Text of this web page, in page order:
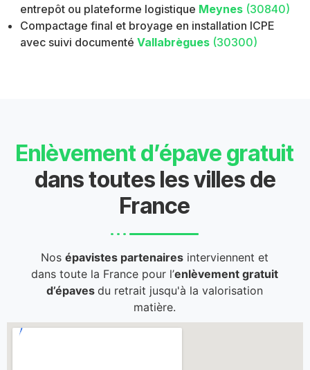
entrepôt ou plateforme logistique Meynes (30840)
Compactage final et broyage en installation ICPE
avec suivi documenté Vallabrègues (30300)
Enlèvement d’épave gratuit
dans toutes les villes de
France
Nosépavistes partenaires interviennent et
dans toute la France pour l’enlèvement gratuit
d’épavesdu retrait jusqu'à la valorisation
matière.